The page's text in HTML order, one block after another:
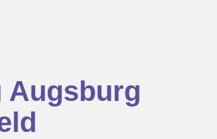
Augsburg